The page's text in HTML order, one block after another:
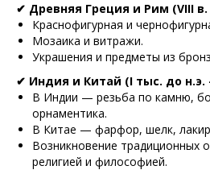
✔ Древняя Греция и Рим (VIII в.
Краснофигурная и
Мозаика и витражи.
Украшения и предметы из
✔ Индия и Китай (I тыс. до н.э.
В Индии — резьба по камню,
орнаментика.
В Китае — фарфор, шелк,
Возникновение традиционных
религией и философией.